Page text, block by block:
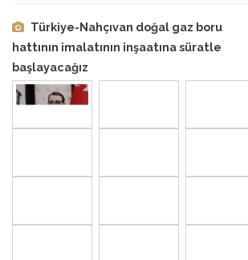
Türkiye-Nahçıvan doğal gaz boru
hattının imalatının inşaatına süratle
başlayacağız